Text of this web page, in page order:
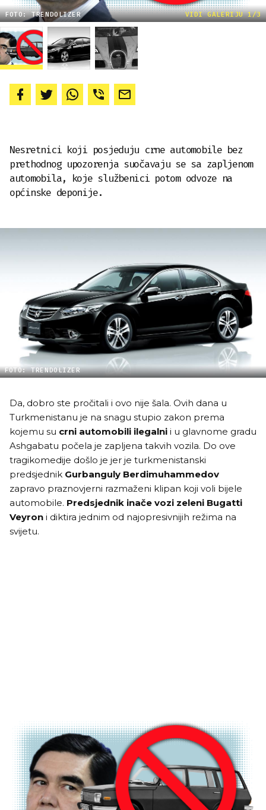
FOTO: TRENDOLIZER VIDI GALERIJU 1/3
Nesretnici koji posjeduju crne automobile bez
prethodnog upozorenja suočavaju se sa zapljenom
automobila, koje službenici potom odvoze na
općinske deponije.
FOTO: TRENDOLIZER
Da, dobro ste pročitali i ovo nije šala. Ovih dana u
Turkmenistanu je na snagu stupio zakon prema
kojemu su crni automobili ilegalni i u glavnome gradu
Ashgabatu počela je zapljena takvih vozila. Do ove
tragikomedije došlo je jer je turkmenistanski
predsjednik Gurbanguly Berdimuhammedov
zapravo praznovjerni razmaženi klipan koji voli bijele
automobile. Predsjednik inače vozi zeleni Bugatti
Veyron i diktira jednim od najopresivnijih režima na
svijetu.